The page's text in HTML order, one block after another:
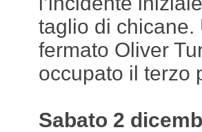
taglio di chicane.
fermato Oliver
occupato il terzo
Sabato 2